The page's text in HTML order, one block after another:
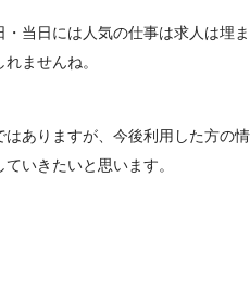
当日には人気の仕事は求人は埋ま
ませんね。
ありますが、今後利用した方の情
いきたいと思います。